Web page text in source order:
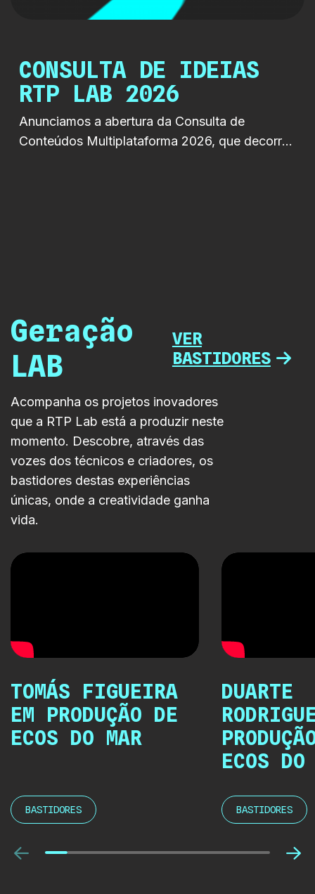
CONSULTA DE IDEIAS
RTP LAB 2026
Anunciamos a abertura da Consulta de
Conteúdos Multiplataforma 2026, que decorre
Geração
LAB
VER
BASTIDORES
Acompanha os projetos inovadores
que a RTP Lab está a produzir neste
momento. Descobre, através das
vozes dos técnicos e criadores, os
bastidores destas experiências
únicas, onde a creatividade ganha
vida.
TOMÁS FIGUEIRA
EM PRODUÇÃO DE
ECOS DO MAR
BASTIDORES
DUARTE
ECOS DO
BASTIDORES
Anterior